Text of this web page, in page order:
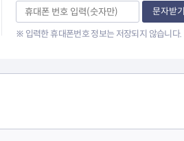
문자받기
※ 입력한 휴대폰번호 정보는 저장되지 않습니다.